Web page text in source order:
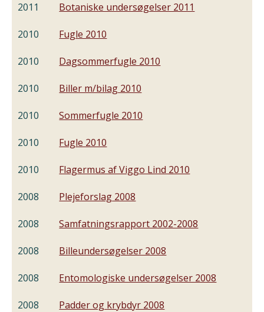
2011 Botaniske undersøgelser 2011
2010 Fugle 2010
2010 Dagsommerfugle 2010
2010 Biller m/bilag 2010
2010 Sommerfugle 2010
2010 Fugle 2010
2010 Flagermus af Viggo Lind 2010
2008 Plejeforslag 2008
2008 Samfatningsrapport 2002-2008
2008 Billeundersøgelser 2008
2008 Entomologiske undersøgelser 2008
2008 Padder og krybdyr 2008